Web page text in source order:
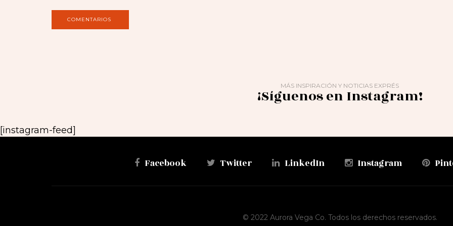
MÁS INSPIRACIÓN Y NOTICIAS EXPRÉS
¡Síguenos en Instagram!
[instagram-feed]
Facebook Twitter LinkedIn Instagram
© 2022 Aurora Vega Co. Todos los derechos reservados.